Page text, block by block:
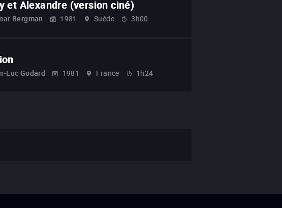
et Alexandre (version ciné)
Bergman 1981 Suède 3h00
Luc Godard 1981 France 1h24